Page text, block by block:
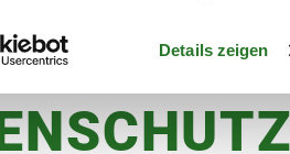
Details zeigen